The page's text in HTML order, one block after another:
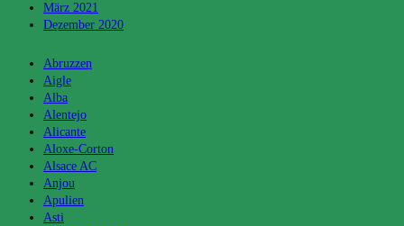
März 2021
Dezember 2020
Kategorien
Abruzzen
Aigle
Alba
Alentejo
Alicante
Aloxe-Corton
Alsace AC
Anjou
Apulien
Asti